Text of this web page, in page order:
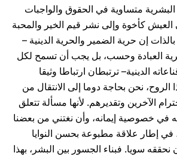
البشرية متساوية في الحقوق والواجبات
العيش كأخوة وإلى نشر قيم الخير والمحبة
إن حرية الضمير والحرية الدينية –
العبادة وحسب، بل يجب أن تسمح لكل
الدينية– ترتبطان ارتباطا وثيقا
الروح، نحن بحاجة دوما إلى الانتقال من
الآخرين وتقديرهم. لأنها مسألة تتعلق
في خصوصية إيمانه، وأن نغتني من بعضنا
في إطار علاقة مطبوعة بحسن النوايا
سويا. فبناء الجسور بين البشر، بهذا